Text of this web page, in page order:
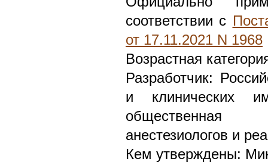
соответствии с
от 17.11.2021 N 1968
Возрастная
Разработчик:
и клинических
общественная
анестезиологов и
Кем утверждены: